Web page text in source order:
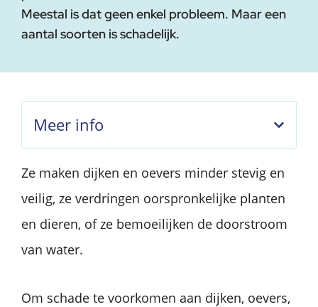
Meestal is dat geen enkel probleem. Maar een
aantal soorten is schadelijk.
Meer info
Ze maken dijken en oevers minder stevig en
veilig, ze verdringen oorspronkelijke planten
en dieren, of ze bemoeilijken de doorstroom
van water.
Om schade te voorkomen aan dijken, oevers,